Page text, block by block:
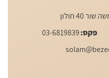
40 חולון
פקס:03-6819839